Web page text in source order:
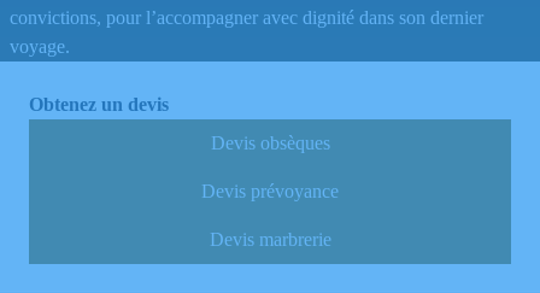
convictions, pour l’accompagner avec dignité dans son dernier
voyage.
Obtenez un devis
Devis obsèques
Devis prévoyance
Devis marbrerie